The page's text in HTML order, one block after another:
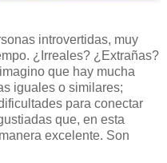
introvertidas, muy
¿Irreales? ¿Extrañas?
que hay mucha
iguales o similares;
para conectar
que, en esta
excelente. Son